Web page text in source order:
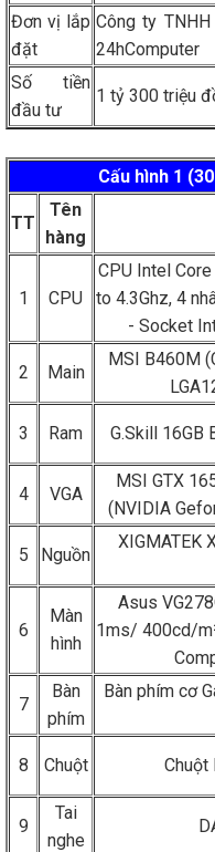
Đơn vị lắp
đặt
Công ty
24hComputer
Số tiền
đầu tư
1 tỷ 300 triệu
Cấu hình 1
TT
Tên
hàng
1 CPU
CPU Intel
to 4.3Ghz, 4
- Socket
2 Main
MSI B460M
3 Ram G.Skill 16GB
4 VGA
MSI GTX
(NVIDIA
5 Nguồn
XIGMATEK
6
Màn
hình
Asus
1ms/ 400cd/
7
Bàn
phím
Bàn phím cơ
8 Chuột Chuột
9
Tai
nghe